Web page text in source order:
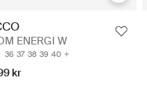
ENERGI W
36 37 38 39 40
kr